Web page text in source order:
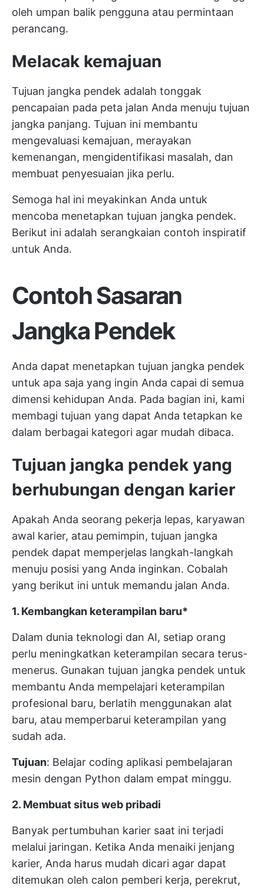
oleh umpan balik pengguna atau permintaan
perancang.
Melacak kemajuan
Tujuan jangka pendek adalah tonggak
pencapaian pada peta jalan Anda menuju tujuan
jangka panjang. Tujuan ini membantu
mengevaluasi kemajuan, merayakan
kemenangan, mengidentifikasi masalah, dan
membuat penyesuaian jika perlu.
Semoga hal ini meyakinkan Anda untuk
mencoba menetapkan tujuan jangka pendek.
Berikut ini adalah serangkaian contoh inspiratif
untuk Anda.
Contoh Sasaran
Jangka Pendek
Anda dapat menetapkan tujuan jangka pendek
untuk apa saja yang ingin Anda capai di semua
dimensi kehidupan Anda. Pada bagian ini, kami
membagi tujuan yang dapat Anda tetapkan ke
dalam berbagai kategori agar mudah dibaca.
Tujuan jangka pendek yang
berhubungan dengan karier
Apakah Anda seorang pekerja lepas, karyawan
awal karier, atau pemimpin, tujuan jangka
pendek dapat memperjelas langkah-langkah
menuju posisi yang Anda inginkan. Cobalah
yang berikut ini untuk memandu jalan Anda.
1. Kembangkan keterampilan baru*
Dalam dunia teknologi dan AI, setiap orang
perlu meningkatkan keterampilan secara terus-
menerus. Gunakan tujuan jangka pendek untuk
membantu Anda mempelajari keterampilan
profesional baru, berlatih menggunakan alat
baru, atau memperbarui keterampilan yang
sudah ada.
Tujuan: Belajar coding aplikasi pembelajaran
mesin dengan Python dalam empat minggu.
2. Membuat situs web pribadi
Banyak pertumbuhan karier saat ini terjadi
melalui jaringan. Ketika Anda menaiki jenjang
karier, Anda harus mudah dicari agar dapat
ditemukan oleh calon pemberi kerja, perekrut,